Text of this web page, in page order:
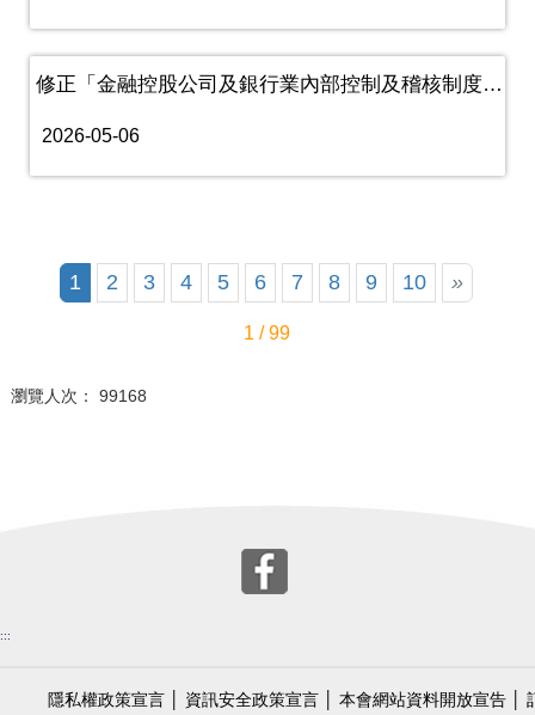
修正「金融控股公司及銀行業內部控制及稽核制度實施辦法」
2026-05-06
1 2 3 4 5 6 7 8 9 10 »
1 / 99
瀏覽人次： 99168
:::
隱私權政策宣言 資訊安全政策宣言 本會網站資料開放宣告